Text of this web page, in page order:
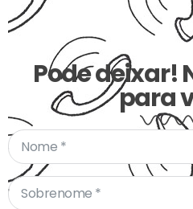
Pode deixar!
para